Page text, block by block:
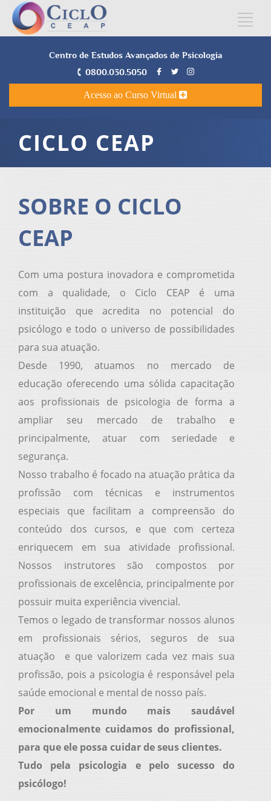
Centro de Estudos Avançados de Psicologia
0800.030.5050
Acesso ao Curso Virtual
CICLO CEAP
SOBRE O CICLO
CEAP
Com uma postura inovadora e comprometida
com a qualidade, o Ciclo CEAP é uma
instituição que acredita no potencial do
psicólogo e todo o universo de possibilidades
para sua atuação.
Desde 1990, atuamos no mercado de
educação oferecendo uma sólida capacitação
aos profissionais de psicologia de forma a
ampliar seu mercado de trabalho e
principalmente, atuar com seriedade e
segurança.
Nosso trabalho é focado na atuação prática da
profissão com técnicas e instrumentos
especiais que facilitam a compreensão do
conteúdo dos cursos, e que com certeza
enriquecem em sua atividade profissional.
Nossos instrutores são compostos por
profissionais de excelência, principalmente por
possuir muita experiência vivencial.
Temos o legado de transformar nossos alunos
em profissionais sérios, seguros de sua
atuação e que valorizem cada vez mais sua
profissão, pois a psicologia é responsável pela
saúde emocional e mental de nosso país.
Por um mundo mais saudável
emocionalmente cuidamos do profissional,
para que ele possa cuidar de seus clientes.
Tudo pela psicologia e pelo sucesso do
psicólogo!